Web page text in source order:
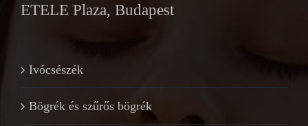
ETELE Plaza, Budapest
Ivócsészék
Bögrék és szűrős bögrék